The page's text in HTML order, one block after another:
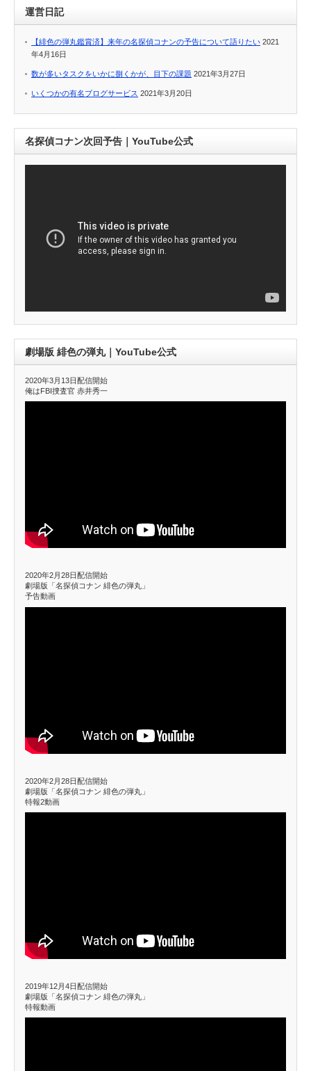
運営日記
【緋色の弾丸鑑賞済】来年の名探偵コナンの予告について語りたい 2021
年4月16日
数が多いタスクをいかに捌くかが、目下の課題 2021年3月27日
いくつかの有名ブログサービス 2021年3月20日
名探偵コナン次回予告｜YouTube公式
劇場版 緋色の弾丸｜YouTube公式
2020年3月13日配信開始
俺はFBI捜査官 赤井秀一
2020年2月28日配信開始
劇場版「名探偵コナン 緋色の弾丸」
予告動画
2020年2月28日配信開始
劇場版「名探偵コナン 緋色の弾丸」
特報2動画
2019年12月4日配信開始
劇場版「名探偵コナン 緋色の弾丸」
特報動画